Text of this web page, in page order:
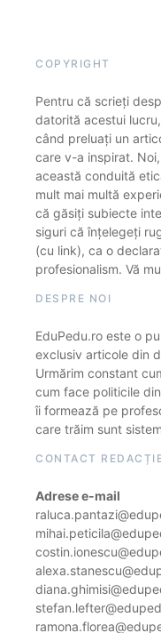
COPYRIGHT
Pentru că scrieți
datorită acestui
când preluați un
care v-a inspirat.
această conduită
mult mai multă
că găsiți subiecte
siguri că înțelegeți
(cu link), ca o
profesionalism. Vă
DESPRE NOI
EduPedu.ro este o
exclusiv articole din
Urmărim constant
cum face politicile
îi formează pe
care trăim sunt
CONTACT
Adrese e-mail